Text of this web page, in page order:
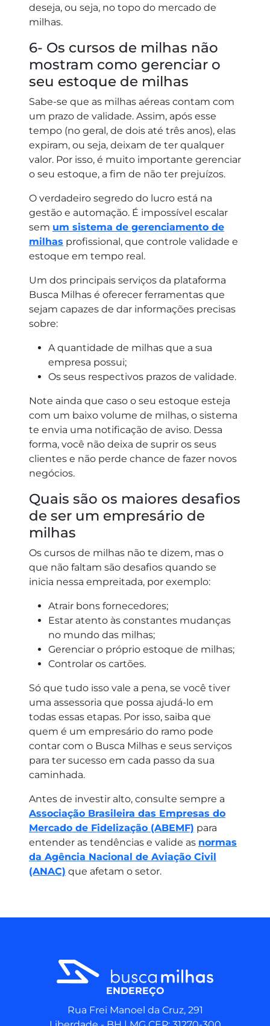
deseja, ou seja, no topo do mercado de
milhas.
6- Os cursos de milhas não
mostram como gerenciar o
seu estoque de milhas
Sabe-se que as milhas aéreas contam com
um prazo de validade. Assim, após esse
tempo (no geral, de dois até três anos), elas
expiram, ou seja, deixam de ter qualquer
valor. Por isso, é muito importante gerenciar
o seu estoque, a fim de não ter prejuízos.
O verdadeiro segredo do lucro está na
gestão e automação. É impossível escalar
sem um sistema de gerenciamento de
milhas profissional, que controle validade e
estoque em tempo real.
Um dos principais serviços da plataforma
Busca Milhas é oferecer ferramentas que
sejam capazes de dar informações precisas
sobre:
A quantidade de milhas que a sua
empresa possui;
Os seus respectivos prazos de validade.
Note ainda que caso o seu estoque esteja
com um baixo volume de milhas, o sistema
te envia uma notificação de aviso. Dessa
forma, você não deixa de suprir os seus
clientes e não perde chance de fazer novos
negócios.
Quais são os maiores desafios
de ser um empresário de
milhas
Os cursos de milhas não te dizem, mas o
que não faltam são desafios quando se
inicia nessa empreitada, por exemplo:
Atrair bons fornecedores;
Estar atento às constantes mudanças
no mundo das milhas;
Gerenciar o próprio estoque de milhas;
Controlar os cartões.
Só que tudo isso vale a pena, se você tiver
uma assessoria que possa ajudá-lo em
todas essas etapas. Por isso, saiba que
quem é um empresário do ramo pode
contar com o Busca Milhas e seus serviços
para ter sucesso em cada passo da sua
caminhada.
Antes de investir alto, consulte sempre a
Associação Brasileira das Empresas do
Mercado de Fidelização (ABEMF) para
entender as tendências e valide as normas
da Agência Nacional de Aviação Civil
(ANAC) que afetam o setor.
ENDEREÇO
Rua Frei Manoel da Cruz, 291